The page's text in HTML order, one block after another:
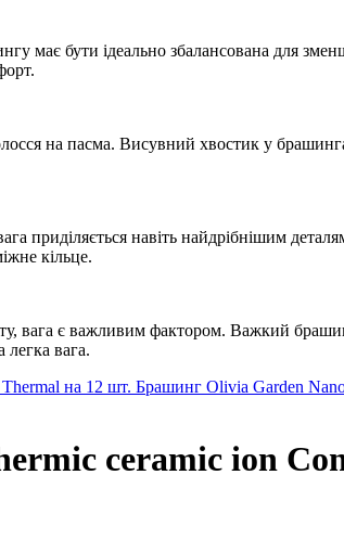
має бути ідеально збалансована для
на пасма. Висувний хвостик у
приділяється навіть найдрібнішим
кільце.
вага є важливим фактором. Важкий
вага.
на 12 шт. Брашинг Olivia Garden
ceramic ion